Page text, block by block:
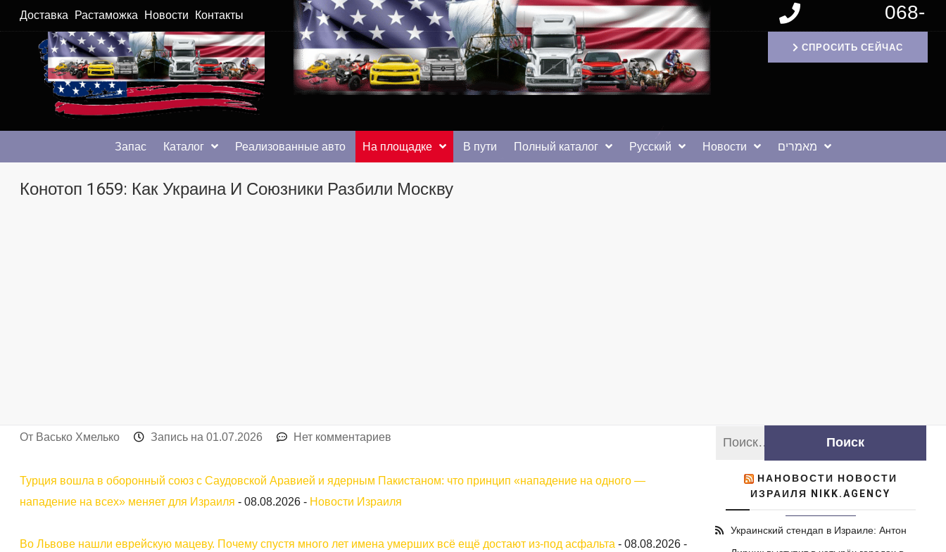
Доставка Растаможка Новости Контакты
Автомобили из США в Хмельницком от auto.km.ua
Автомобили из США в Хмельницком от auto.km.ua
068-
1171994
СПРОСИТЬ СЕЙЧАС
Запас Каталог Реализованные авто На площадке В пути Полный каталог Русский Новости מאמרים
Конотоп 1659: Как Украина И Союзники Разбили Москву
От Васько Хмелько Запись на01.07.2026 Нет комментариев
Турция вошла в оборонный союз с Саудовской Аравией и ядерным Пакистаном: что принцип «нападение на одного —
нападение на всех» меняет для Израиля -08.08.2026 - Новости Израиля
Во Львове нашли еврейскую мацеву. Почему спустя много лет имена умерших всё ещё достают из-под асфальта -08.08.2026 -
НАНОВОСТИ НОВОСТИ
ИЗРАИЛЯ NIKK.AGENCY
Украинский стендап в Израиле: Антон